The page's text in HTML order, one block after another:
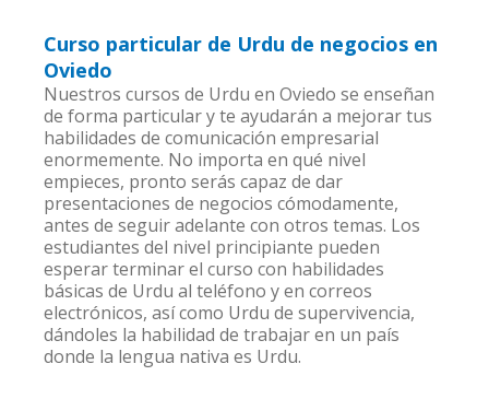
Curso particular de Urdu de negocios en
Oviedo
Nuestros cursos de Urdu en Oviedo se enseñan
de forma particular y te ayudarán a mejorar tus
habilidades de comunicación empresarial
enormemente. No importa en qué nivel
empieces, pronto serás capaz de dar
presentaciones de negocios cómodamente,
antes de seguir adelante con otros temas. Los
estudiantes del nivel principiante pueden
esperar terminar el curso con habilidades
básicas de Urdu al teléfono y en correos
electrónicos, así como Urdu de supervivencia,
dándoles la habilidad de trabajar en un país
donde la lengua nativa es Urdu.